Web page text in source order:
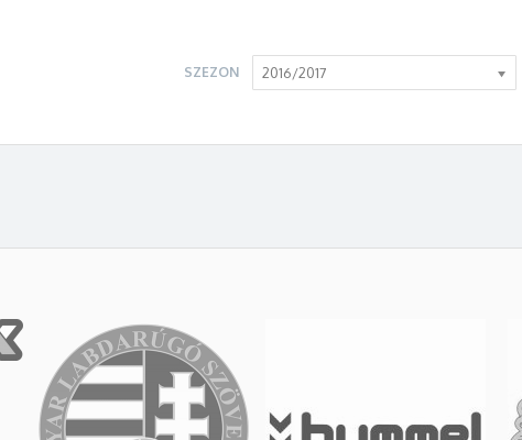
SZEZON 2016/2017